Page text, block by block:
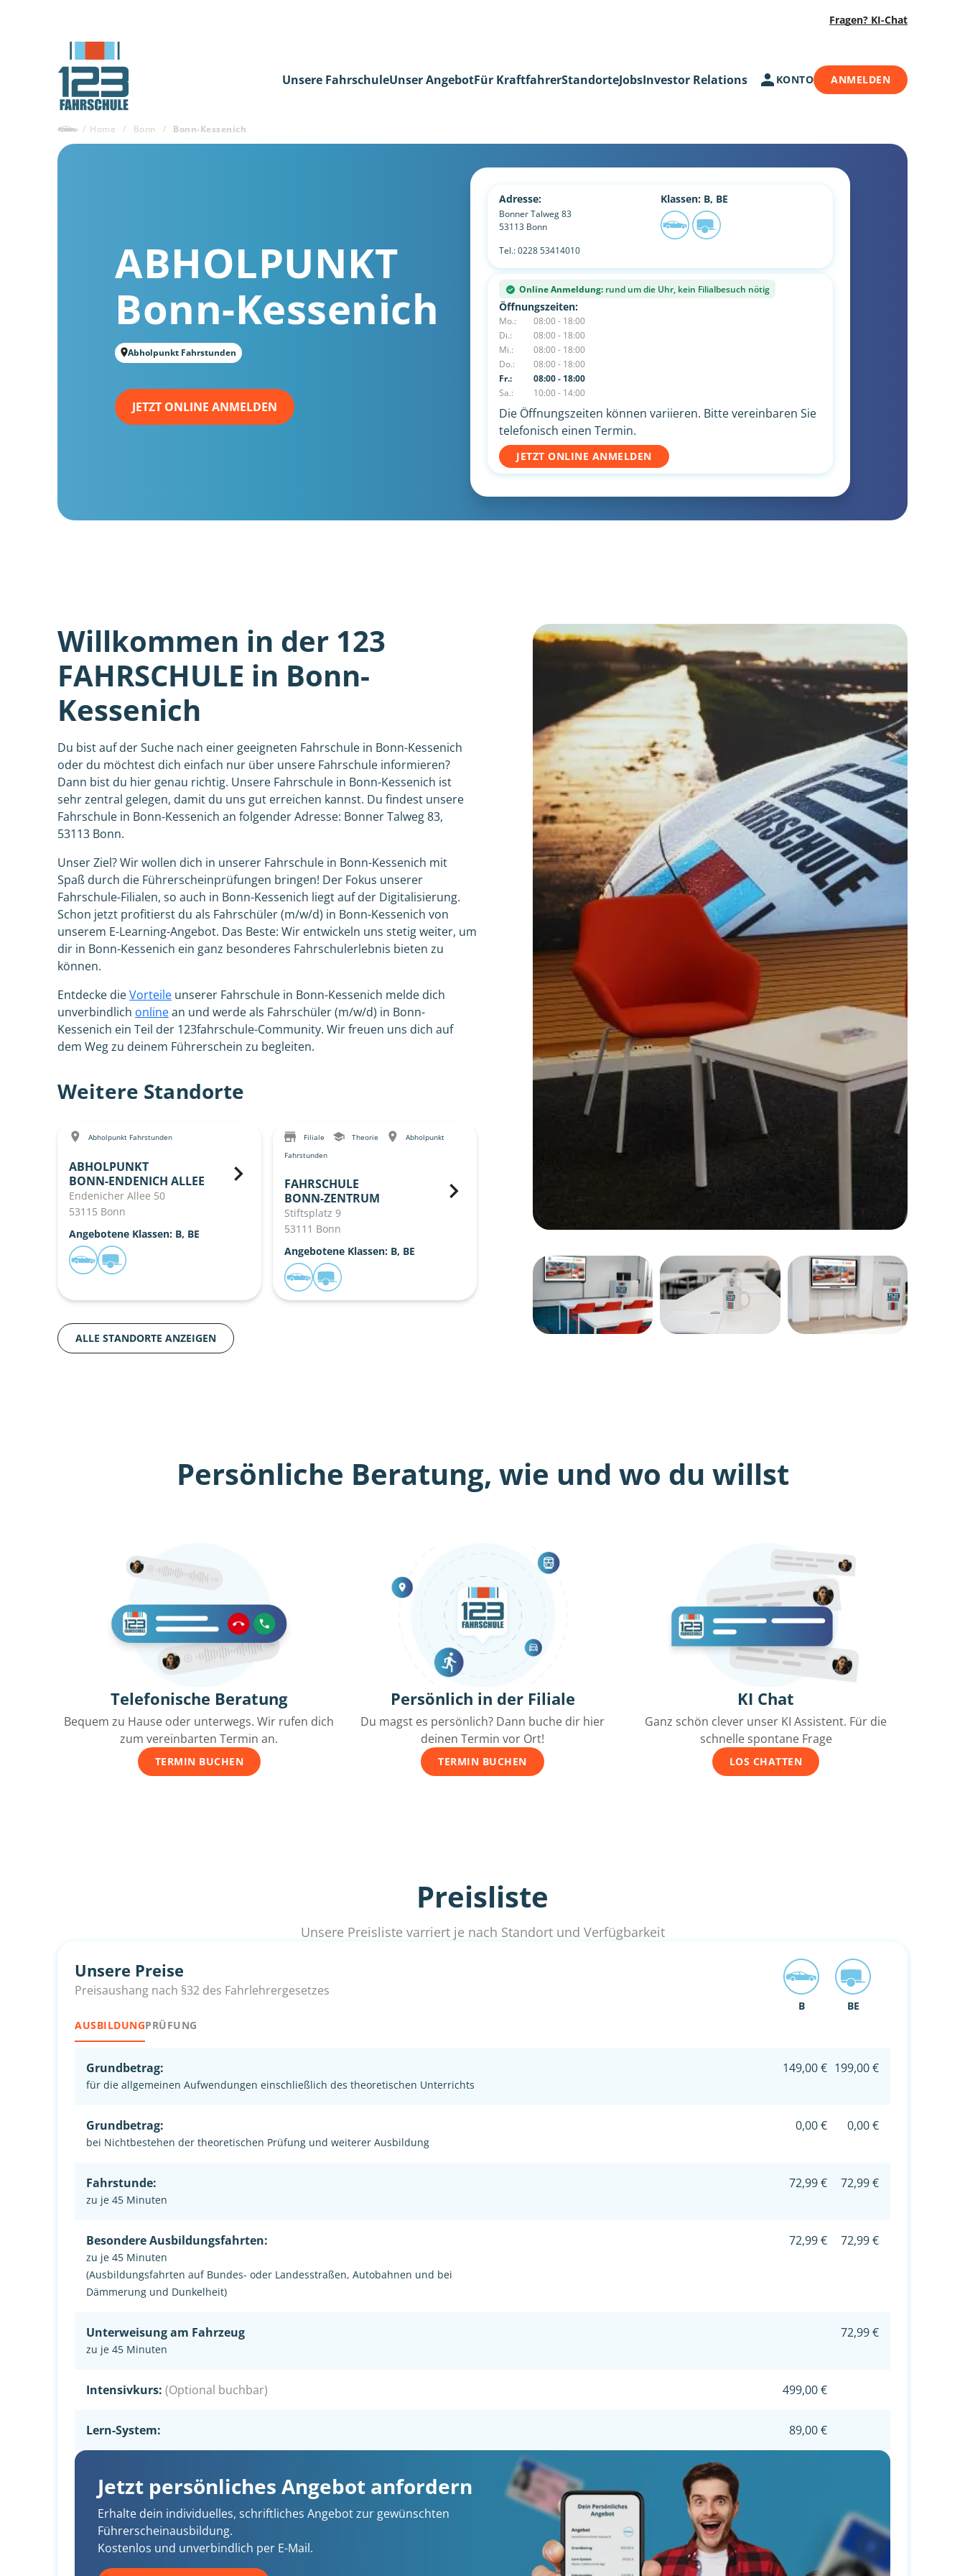
Fragen? KI-Chat
Unsere FahrschuleUnser AngebotFür KraftfahrerStandorteJobsInvestor Relations KONTO ANMELDEN
/ Home / Bonn / Bonn-Kessenich
ABHOLPUNKT
Bonn-Kessenich
Abholpunkt Fahrstunden
JETZT ONLINE ANMELDEN
Adresse:
Bonner Talweg 83
53113 Bonn
Tel.:0228 53414010
Klassen: B, BE
Online Anmeldung: rund um die Uhr, kein Filialbesuch nötig
Öffnungszeiten:
Mo.:
08:00 - 18:00
Di.:
08:00 - 18:00
Mi.:
08:00 - 18:00
Do.:
08:00 - 18:00
Fr.:
08:00 - 18:00
Sa.:
10:00 - 14:00
Die Öffnungszeiten können variieren. Bitte vereinbaren Sie
telefonisch einen Termin.
JETZT ONLINE ANMELDEN
Willkommen in der 123
FAHRSCHULE in Bonn-
Kessenich
Du bist auf der Suche nach einer geeigneten Fahrschule in Bonn-Kessenich
oder du möchtest dich einfach nur über unsere Fahrschule informieren?
Dann bist du hier genau richtig. Unsere Fahrschule in Bonn-Kessenich ist
sehr zentral gelegen, damit du uns gut erreichen kannst. Du findest unsere
Fahrschule in Bonn-Kessenich an folgender Adresse: Bonner Talweg 83,
53113 Bonn.
Unser Ziel? Wir wollen dich in unserer Fahrschule in Bonn-Kessenich mit
Spaß durch die Führerscheinprüfungen bringen! Der Fokus unserer
Fahrschule-Filialen, so auch in Bonn-Kessenich liegt auf der Digitalisierung.
Schon jetzt profitierst du als Fahrschüler (m/w/d) in Bonn-Kessenich von
unserem E-Learning-Angebot. Das Beste: Wir entwickeln uns stetig weiter, um
dir in Bonn-Kessenich ein ganz besonderes Fahrschulerlebnis bieten zu
können.
Entdecke dieVorteile unserer Fahrschule in Bonn-Kessenich melde dich
unverbindlich onlinean und werde als Fahrschüler (m/w/d) in Bonn-
Kessenich ein Teil der 123fahrschule-Community. Wir freuen uns dich auf
dem Weg zu deinem Führerschein zu begleiten.
Weitere Standorte
Abholpunkt Fahrstunden
ABHOLPUNKT
BONN-ENDENICH ALLEE
Endenicher Allee 50
53115 Bonn
Angebotene Klassen: B, BE
Filiale Theorie
Abholpunkt
Fahrstunden
FAHRSCHULE
BONN-ZENTRUM
Stiftsplatz 9
53111 Bonn
Angebotene Klassen: B, BE
ALLE STANDORTE ANZEIGEN
Persönliche Beratung, wie und wo du willst
Telefonische Beratung
Bequem zu Hause oder unterwegs. Wir rufen dich
zum vereinbarten Termin an.
TERMIN BUCHEN
Persönlich in der Filiale
Du magst es persönlich? Dann buche dir hier
deinen Termin vor Ort!
TERMIN BUCHEN
KI Chat
Ganz schön clever unser KI Assistent. Für die
schnelle spontane Frage
LOS CHATTEN
Preisliste
Unsere Preisliste varriert je nach Standort und Verfügbarkeit
Unsere Preise
Preisaushang nach §32 des Fahrlehrergesetzes
AUSBILDUNGPRÜFUNG
B BE
Grundbetrag:
für die allgemeinen Aufwendungen einschließlich des theoretischen Unterrichts
149,00 € 199,00 €
Grundbetrag:
bei Nichtbestehen der theoretischen Prüfung und weiterer Ausbildung
0,00 € 0,00 €
Fahrstunde:
zu je 45 Minuten
72,99 € 72,99 €
Besondere Ausbildungsfahrten:
zu je 45 Minuten
(Ausbildungsfahrten auf Bundes- oder Landesstraßen, Autobahnen und bei
Dämmerung und Dunkelheit)
72,99 € 72,99 €
Unterweisung am Fahrzeug
zu je 45 Minuten
72,99 €
Intensivkurs: (Optional buchbar) 499,00 €
Lern-System: 89,00 €
Jetzt persönliches Angebot anfordern
Erhalte dein individuelles, schriftliches Angebot zur gewünschten
Führerscheinausbildung.
Kostenlos und unverbindlich per E-Mail.